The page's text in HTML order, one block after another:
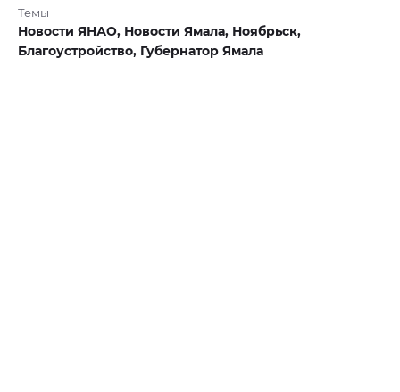
Темы
Новости ЯНАО, Новости Ямала, Ноябрьск,
Благоустройство, Губернатор Ямала